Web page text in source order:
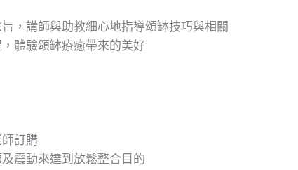
，講師與助教細心地指導頌缽技巧與相關
體驗頌缽療癒帶來的美好
訂購
震動來達到放鬆整合目的